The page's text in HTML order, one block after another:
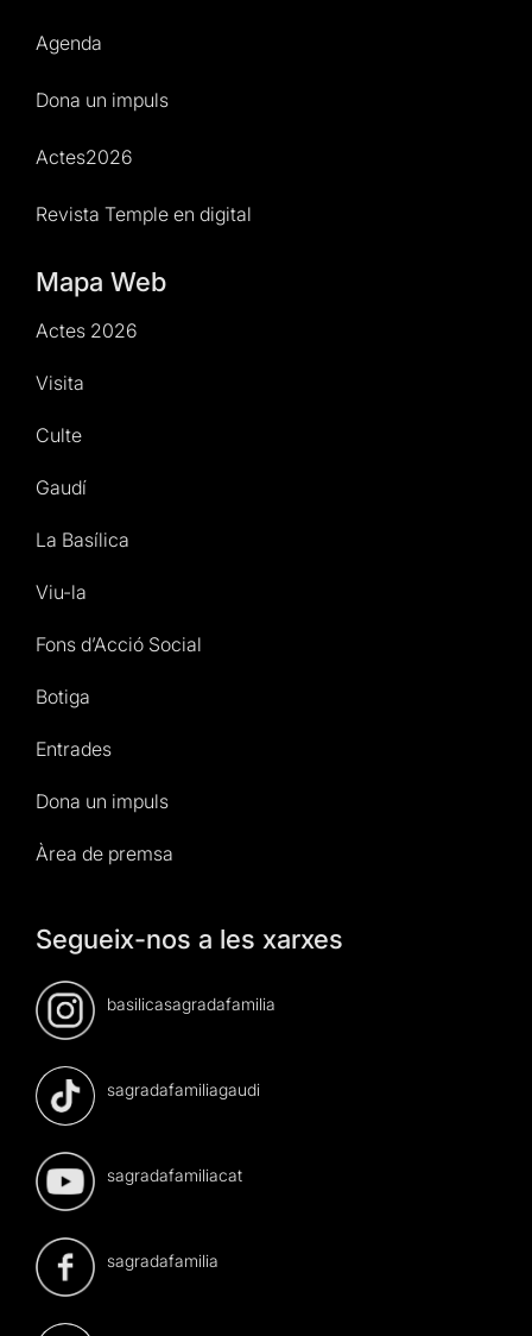
Agenda
Dona un impuls
Actes2026
Revista Temple en digital
Mapa Web
Actes 2026
Visita
Culte
Gaudí
La Basílica
Viu-la
Fons d’Acció Social
Botiga
Entrades
Dona un impuls
Àrea de premsa
Segueix-nos a les xarxes
basilicasagradafamilia
sagradafamiliagaudi
sagradafamiliacat
sagradafamilia